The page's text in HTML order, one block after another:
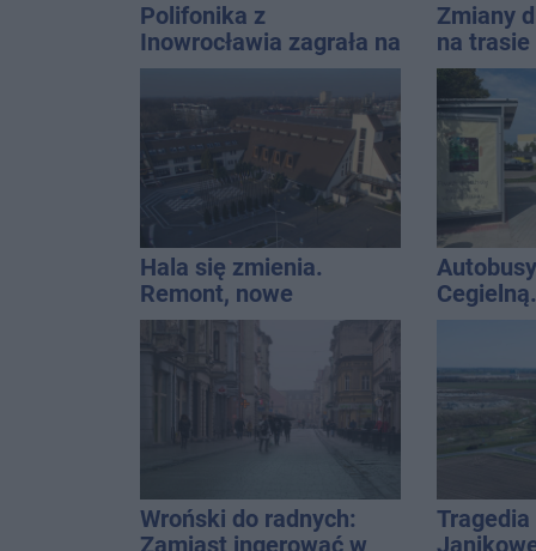
Polifonika z
Inowrocławia zagrała na
Harendzie. Muzyczny
hołd dla Jana
Kasprowicza
Zmiany
na
Hala się zmienia.
Remont, nowe
nagłośnienie, a przed
wejściem stanie
QEMETICA ARENA
Wroński do radnych:
Zamiast ingerować w
Tragedia